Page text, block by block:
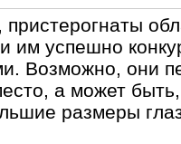
им успешно
Возможно, они
а может
размеры